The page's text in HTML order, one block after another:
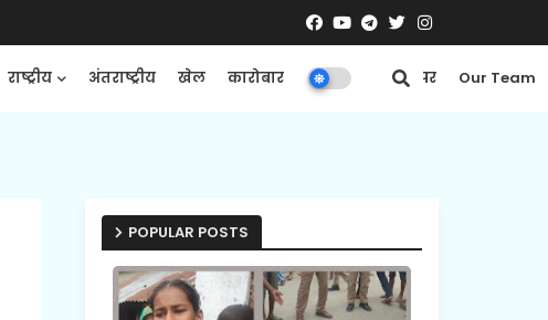
राष्ट्रीय अंतराष्ट्रीय खेल कारोबार मनोरंजन ई-पेपर Our Team
POPULAR POSTS